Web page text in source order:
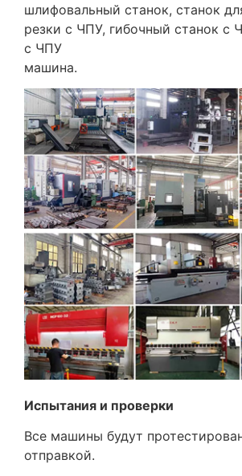
шлифовальный станок, станок
резки с ЧПУ, гибочный станок с
с ЧПУ
машина.
Испытания и проверки
Все машины будут
отправкой.